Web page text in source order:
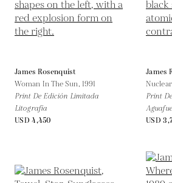
James Rosenquist
Woman In The Sun, 1991
Print De Edición Limitada
Litografía
USD 4,450
James
Print
USD